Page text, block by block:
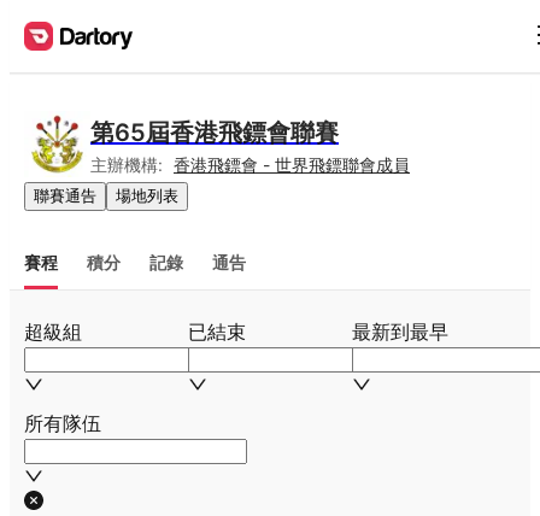
第65屆香港飛鏢會聯賽
主辦機構: 香港飛鏢會 - 世界飛鏢聯會成員
聯賽通告 場地列表
賽程 積分 記錄 通告
超級組 已結束 最新到最早
所有隊伍